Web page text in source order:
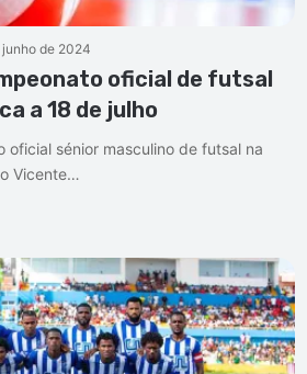
junho de 2024
oficial de futsal
a 18 de julho
oficial sénior masculino de futsal na
Vicente…